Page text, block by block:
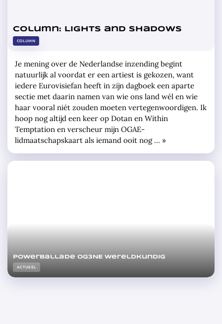
Column: Lights and shadows
COLUMN
Je mening over de Nederlandse inzending begint
natuurlijk al voordat er een artiest is gekozen, want
iedere Eurovisiefan heeft in zijn dagboek een aparte
sectie met daarin namen van wie ons land wél en wie
haar vooral niét zouden moeten vertegenwoordigen. Ik
hoop nog altijd een keer op Dotan en Within
Temptation en verscheur mijn OGAE-
lidmaatschapskaart als iemand ooit nog … »
Powerballade OG3NE wereldkundig
ACTUEEL